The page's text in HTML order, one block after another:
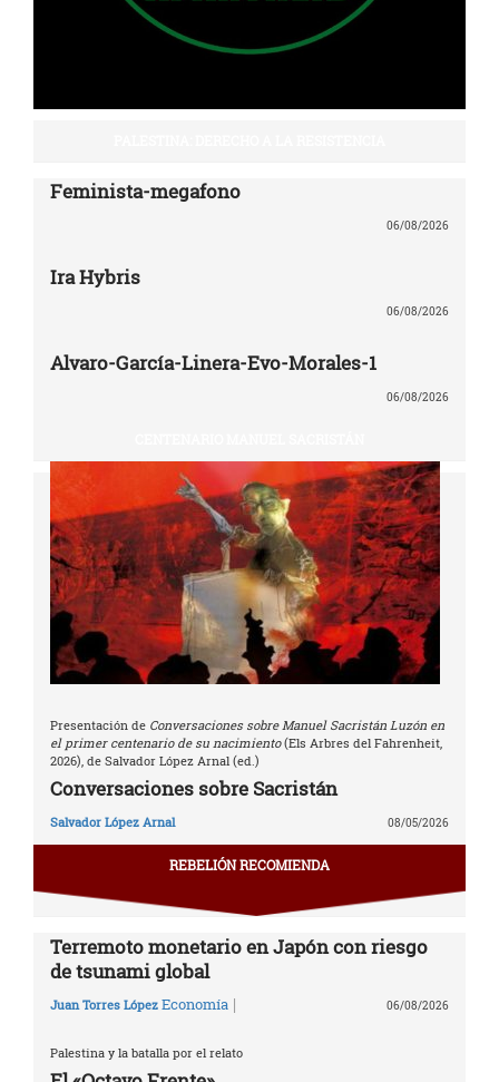
Feminista-megafono
06/08/2026
Ira Hybris
06/08/2026
Alvaro-García-Linera-Evo-Morales-1
06/08/2026
Presentación de Conversaciones sobre Manuel Sacristán Luzón en
el primer centenario de su nacimiento(Els Arbres del Fahrenheit,
2026), de Salvador López Arnal (ed.)
Conversaciones sobre Sacristán
Salvador López Arnal 08/05/2026
REBELIÓN RECOMIENDA
Terremoto monetario en Japón con riesgo
de tsunami global
Juan Torres López Economía | 06/08/2026
Palestina y la batalla por el relato